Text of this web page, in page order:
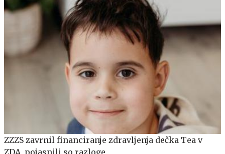
ZZZS zavrnil financiranje zdravljenja dečka Tea v
ZDA, pojasnili so razloge